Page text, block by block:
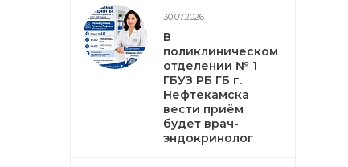
30.07.2026
В
поликлиническом
отделении № 1
ГБУЗ РБ ГБ г.
Нефтекамска
вести приём
будет врач-
эндокринолог